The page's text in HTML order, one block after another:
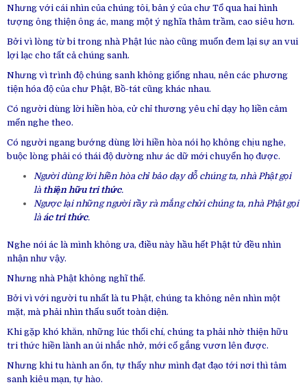
Nhưng với cái nhìn của chúng tôi, bản ý của chư Tổ qua hai hình
tượng ông thiện ông ác, mang một ý nghĩa thâm trầm, cao siêu hơn.
Bởi vì lòng từ bi trong nhà Phật lúc nào cũng muốn đem lại sự an vui
lợi lạc cho tất cả chúng sanh.
Nhưng vì trình độ chúng sanh không giống nhau, nên các phương
tiện hóa độ của chư Phật, Bồ-tát cũng khác nhau.
Có người dùng lời hiền hòa, cử chỉ thương yêu chỉ dạy họ liền cảm
mến nghe theo.
Có người ngang bướng dùng lời hiền hòa nói họ không chịu nghe,
buộc lòng phải có thái độ dường như ác dữ mới chuyển họ được.
Người dùng lời hiền hòa chỉ bảo dạy dỗ chúng ta, nhà Phật gọi
là thiện hữu tri thức.
Ngược lại những người rầy rà mắng chửi chúng ta, nhà Phật gọi
là ác tri thức.
Nghe nói ác là mình không ưa, điều này hầu hết Phật tử đều nhìn
nhận như vậy.
Nhưng nhà Phật không nghĩ thế.
Bởi vì với người tu nhất là tu Phật, chúng ta không nên nhìn một
mặt, mà phải nhìn thấu suốt toàn diện.
Khi gặp khó khăn, những lúc thối chí, chúng ta phải nhờ thiện hữu
tri thức hiền lành an ủi nhắc nhở, mới cố gắng vươn lên được.
Nhưng khi tu hành an ổn, tự thấy như mình đạt đạo tới nơi thì tâm
sanh kiêu mạn, tự hào.